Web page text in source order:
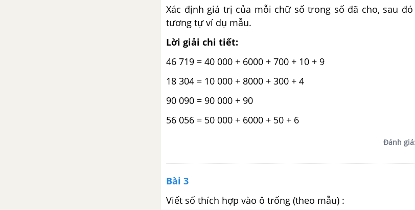
Xác định giá trị của mỗi chữ số trong số đã cho, sau
tương tự ví dụ mẫu.
Lời giải chi tiết:
46 719 = 40 000 + 6000 + 700 + 10 + 9
18 304 = 10 000 + 8000 + 300 + 4
90 090 = 90 000 + 90
56 056 = 50 000 + 6000 + 50 + 6
Đánh
Bài 3
Viết số thích hợp vào ô trống (theo mẫu) :